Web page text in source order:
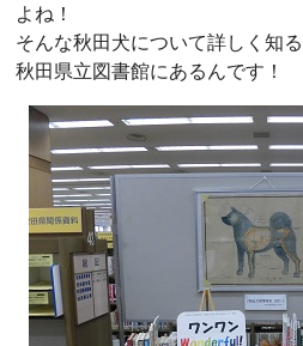
o
o
k
a
t
よね！
そんな秋田犬について詳しく知
秋田県立図書館にあるんです！